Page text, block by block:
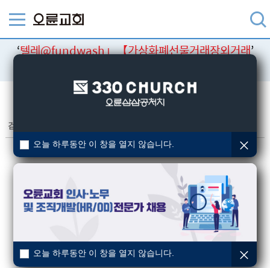
‘텔레@fundwash」【가상화폐선물거래장외거래’
검색결과
오늘 하루동안 이 창을 열지 않습니다.
오늘 하루동안 이 창을 열지 않습니다.